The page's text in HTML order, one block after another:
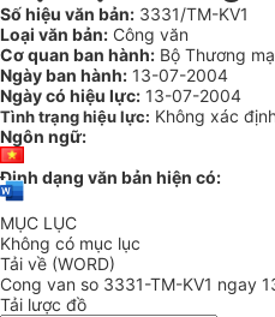
Số hiệu văn bản: 3331/TM-KV1
Loại văn bản: Công văn
Cơ quan ban hành: Bộ Thương
Ngày ban hành: 13-07-2004
Ngày có hiệu lực: 13-07-2004
Tình trạng hiệu lực: Không xác
Ngôn ngữ:
Định dạng văn bản hiện có:
MỤC LỤC
Không có mục lục
Tải về (WORD)
Cong van so 3331-TM-KV1 ngay
Tải lược đồ